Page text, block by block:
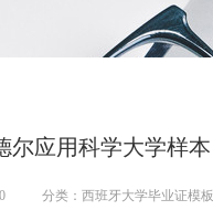
尔应用科学大学样本
分类：西班牙大学毕业证模板